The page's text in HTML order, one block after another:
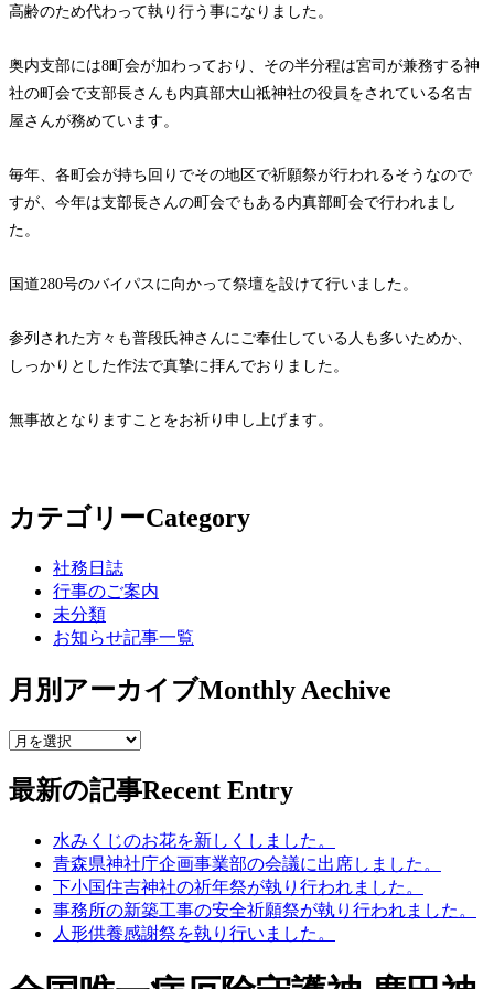
お問い合わせ
高齢のため代わって執り行う事になりました。
奥内支部には8町会が加わっており、その半分程は宮司が兼務する神
社の町会で支部長さんも内真部大山祗神社の役員をされている名古
屋さんが務めています。
毎年、各町会が持ち回りでその地区で祈願祭が行われるそうなので
すが、今年は支部長さんの町会でもある内真部町会で行われまし
た。
国道280号のバイパスに向かって祭壇を設けて行いました。
参列された方々も普段氏神さんにご奉仕している人も多いためか、
しっかりとした作法で真摯に拝んでおりました。
無事故となりますことをお祈り申し上げます。
カテゴリーCategory
社務日誌
行事のご案内
未分類
お知らせ記事一覧
月別アーカイブMonthly Aechive
最新の記事Recent Entry
水みくじのお花を新しくしました。
青森県神社庁企画事業部の会議に出席しました。
下小国住吉神社の祈年祭が執り行われました。
事務所の新築工事の安全祈願祭が執り行われました。
人形供養感謝祭を執り行いました。